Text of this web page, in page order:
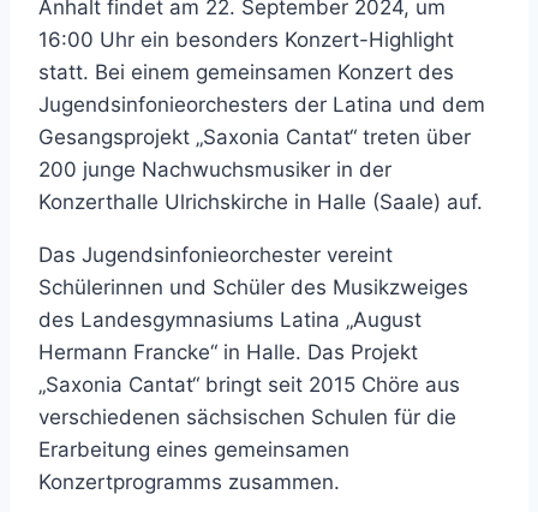
Anhalt findet am 22. September 2024, um
16:00 Uhr ein besonders Konzert-Highlight
statt. Bei einem gemeinsamen Konzert des
Jugendsinfonieorchesters der Latina und dem
Gesangsprojekt „Saxonia Cantat“ treten über
200 junge Nachwuchsmusiker in der
Konzerthalle Ulrichskirche in Halle (Saale) auf.
Das Jugendsinfonieorchester vereint
Schülerinnen und Schüler des Musikzweiges
des Landesgymnasiums Latina „August
Hermann Francke“ in Halle. Das Projekt
„Saxonia Cantat“ bringt seit 2015 Chöre aus
verschiedenen sächsischen Schulen für die
Erarbeitung eines gemeinsamen
Konzertprogramms zusammen.